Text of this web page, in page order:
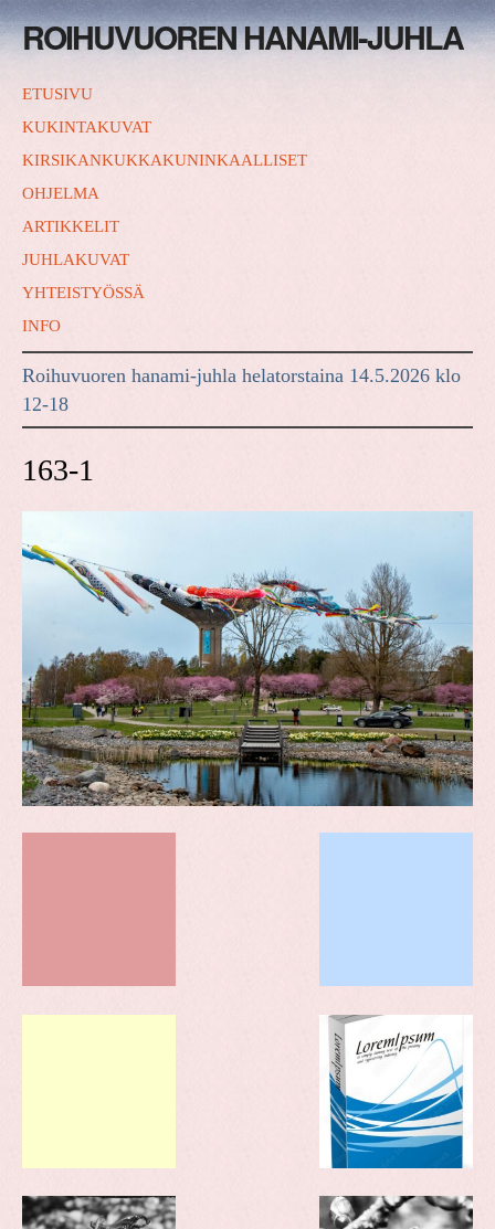
ROIHUVUOREN HANAMI-JUHLA
ETUSIVU
KUKINTAKUVAT
KIRSIKANKUKKAKUNINKAALLISET
OHJELMA
ARTIKKELIT
JUHLAKUVAT
YHTEISTYÖSSÄ
INFO
Roihuvuoren hanami-juhla helatorstaina 14.5.2026 klo
12-18
163-1